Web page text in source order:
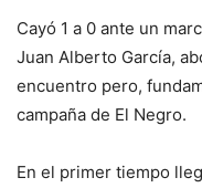
Cayó 1 a 0 ante un
Juan Alberto García,
encuentro pero,
campaña de El Negro.
En el primer tiempo